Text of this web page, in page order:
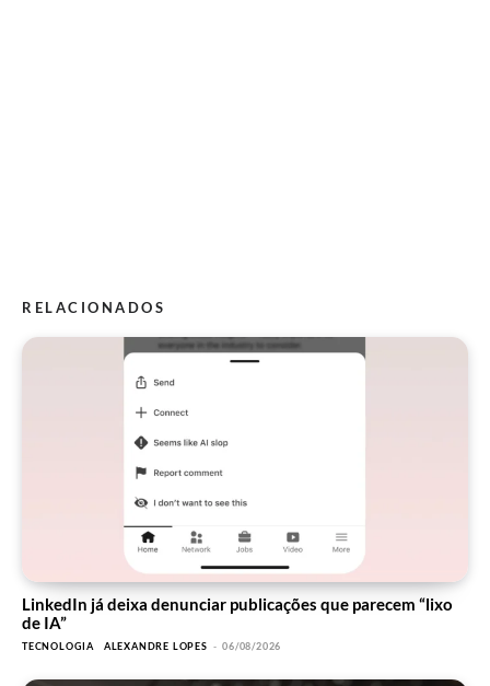
RELACIONADOS
LinkedIn já deixa denunciar publicações que parecem “lixo
de IA”
TECNOLOGIA ALEXANDRE LOPES - 06/08/2026